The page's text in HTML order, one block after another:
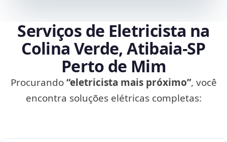
Serviços de Eletricista na
Colina Verde, Atibaia‑SP
Perto de Mim
Procurando“eletricista mais próximo”, você
encontra soluções elétricas completas: